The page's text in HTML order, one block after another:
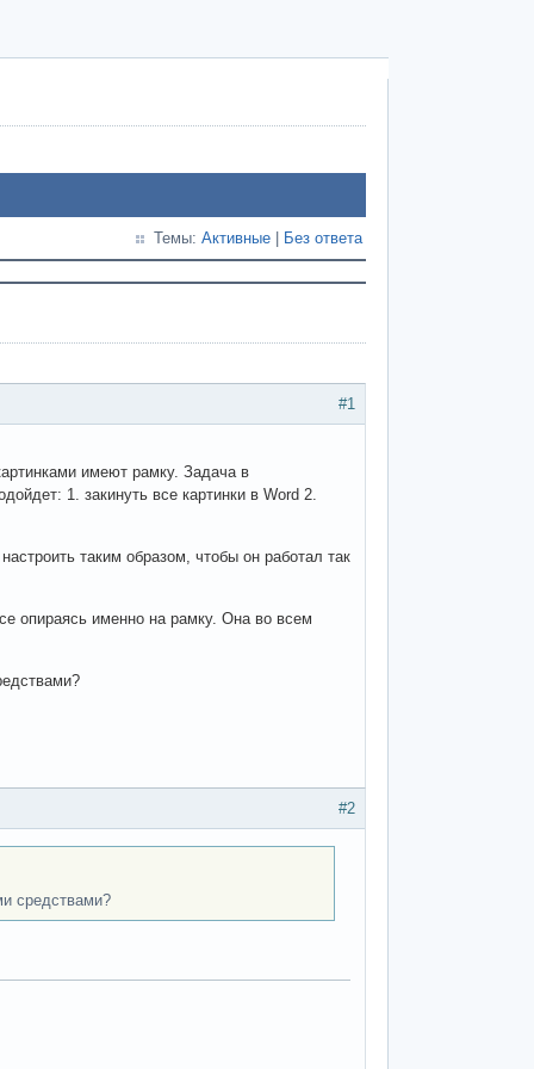
Темы: Активные Без ответа
#1
имеют рамку. Задача в
1. закинуть все картинки в Word 2.
таким образом, чтобы он работал так
опираясь именно на рамку. Она во всем
#2
средствами?